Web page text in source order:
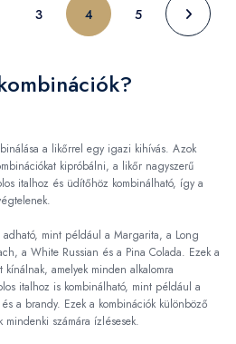
3 4 5
a likőrrel egy igazi kihívás. Azok
kipróbálni, a likőr nagyszerű
italhoz és üdítőhöz kombinálható, így a
mint például a Margarita, a Long
a White Russian és a Pina Colada. Ezek a
kínálnak, amelyek minden alkalomra
italhoz is kombinálható, mint például a
a brandy. Ezek a kombinációk különböző
mindenki számára ízlésesek.